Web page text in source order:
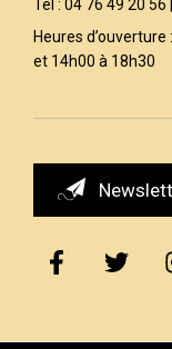
Tel : 04 76 49 20 56
Heures
et 14h00 à 18h30